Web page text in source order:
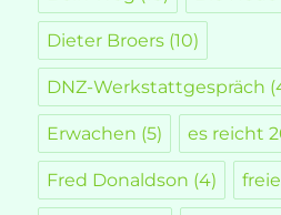
Dieter Broers (10)
DNZ-Werkstattgespräch
Erwachen (5) es reicht
Fred Donaldson (4)